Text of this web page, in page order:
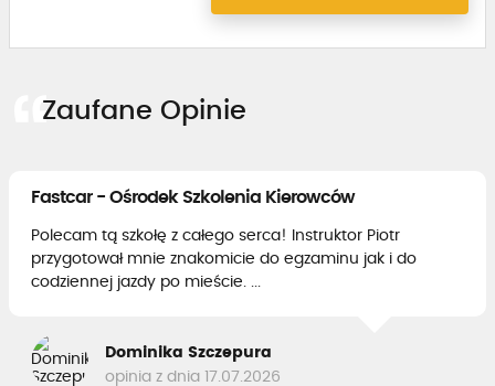
Zaufane Opinie
Fastcar - Ośrodek Szkolenia Kierowców
Polecam tą szkołę z całego serca! Instruktor Piotr
przygotował mnie znakomicie do egzaminu jak i do
codziennej jazdy po mieście. ...
Dominika Szczepura
opinia z dnia 17.07.2026